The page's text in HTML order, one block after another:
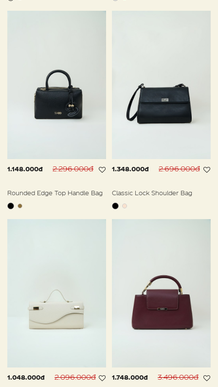
1.148.000đ 2.296.000đ
Rounded Edge Top Handle Bag
1.348.000đ 2.696.000đ
Classic Lock Shoulder Bag
1.048.000đ 2.096.000đ 1.748.000đ 3.496.000đ